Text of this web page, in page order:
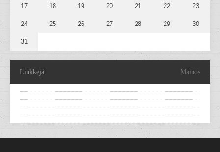
17 18 19 20 21 22 23
24 25 26 27 28 29 30
31
Linkkejä Mainos